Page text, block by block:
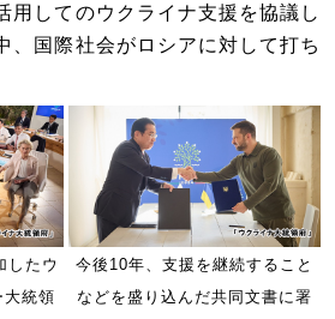
用してのウクライナ支援を協議し
、国際社会がロシアに対して打ち
したウ
大統領
今後10年、支援を継続すること
などを盛り込んだ共同文書に署